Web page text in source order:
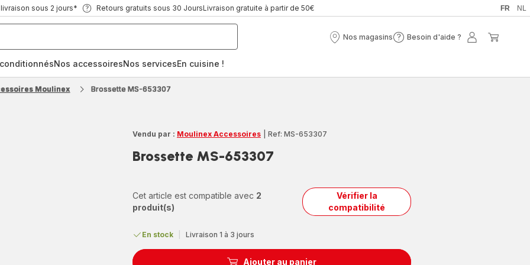
sous 2 jours* Retours gratuits sous 30 JoursLivraison gratuite à partir de 50€ FR NL
Nos magasins
Nos
Besoin d'aide ?
Besoin
Mon
Nos accessoiresNos servicesEn cuisine !
Moulinex Brossette MS-653307
Vendu par : Moulinex Accessoires Ref: MS-653307
Brossette MS-653307
Cet article est compatible avec 2
produit(s)
Vérifier la
compatibilité
En stock Livraison 1 à 3 jours
Ajouter au panier